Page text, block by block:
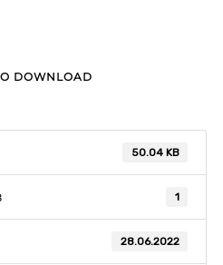
DOWNLOAD
50.04 KB
1
28.06.2022